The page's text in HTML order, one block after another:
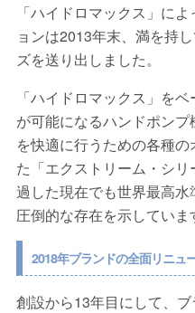
「ハイドロマックス」に
ョンは2013年末、満を持
ズを送り出しました。
「ハイドロマックス」を
が可能になるハンドポン
を快適に行うための各種
た「エクストリーム・シ
過した現在でも世界最高
圧倒的な存在を示していま
2018年ブランドの全面リニュ
創設から13年目にして、ブ